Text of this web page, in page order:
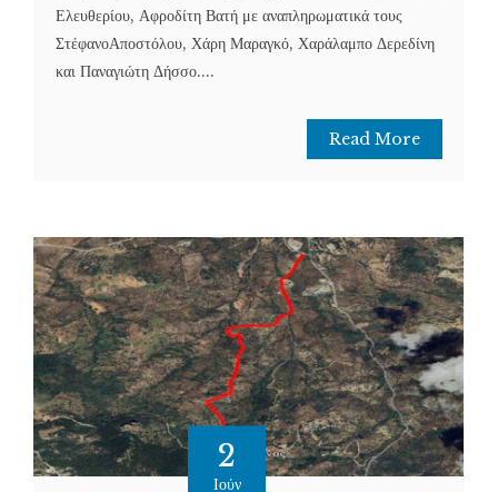
Ελευθερίου, Αφροδίτη Βατή με αναπληρωματικά τους
ΣτέφανοΑποστόλου, Χάρη Μαραγκό, Χαράλαμπο Δερεδίνη
και Παναγιώτη Δήσσο....
Read More
2
Ιούν